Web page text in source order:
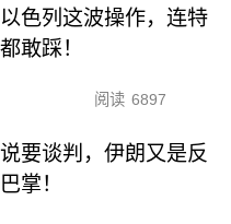
色列这波操作，连特
敢踩！
阅读 6897
要谈判，伊朗又是反
掌！